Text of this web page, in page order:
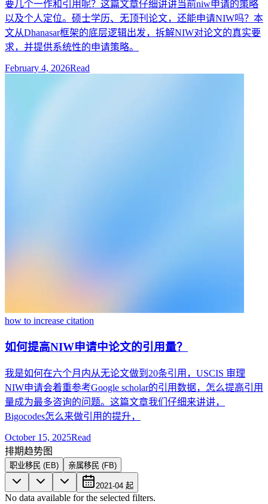
要几个一作和引用呢？这篇文章仔细讲讲当前niw申请的策略
以及个人定位。硕士学历、无顶刊论文，还能申请NIW吗？本
文从Dhanasar框架的底层逻辑出发，拆解NIW对论文的真实要
求，并提供系统性的申请策略。
February 4, 2026Read
how to increase citation
如何提高NIW申请中论文的引用量？
我是如何在六个月内从无论文做到20条引用，USCIS 审理
NIW申请会着重参考Google scholar的引用数据，怎么提高引用
量成为最多咨询的问题。这篇文章我们仔细来讲讲，
Bigocodes怎么来做引用的提升，
October 15, 2025Read
排期趋势图
职业移民 (EB) 亲属移民 (FB)
2021-04 起
No data available for the selected filters.